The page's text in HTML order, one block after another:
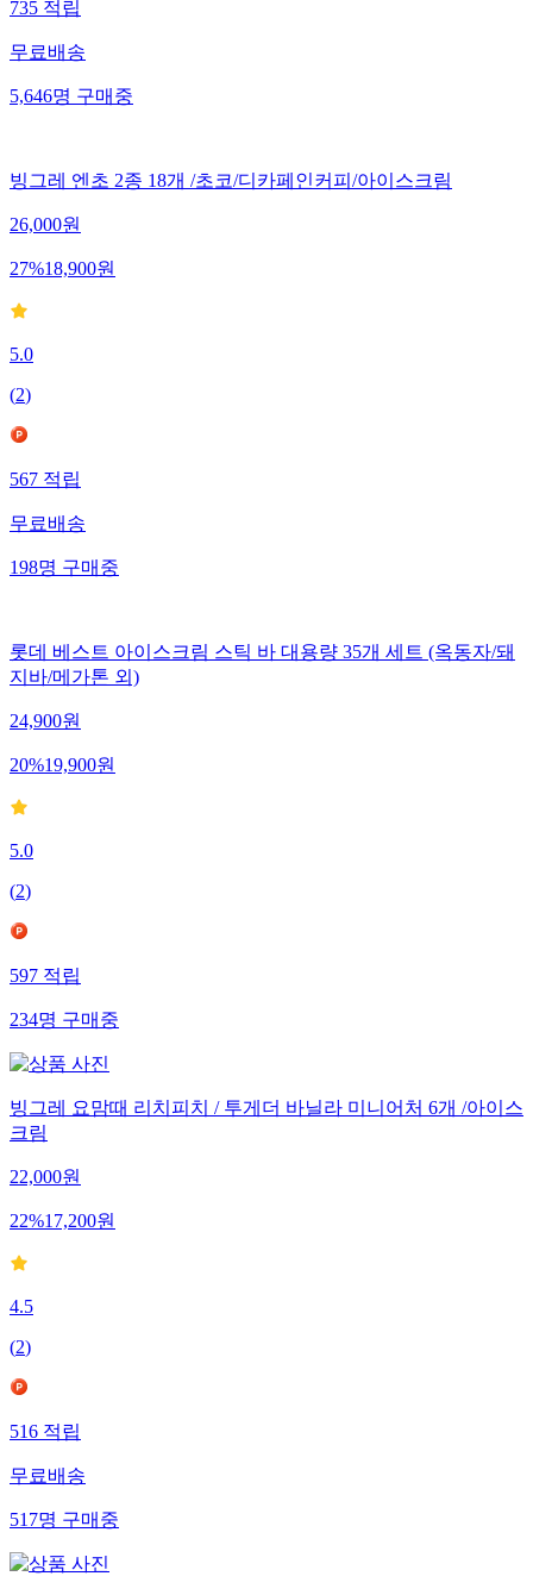
735적립
무료배송
5,646명구매중
빙그레 엔초 2종 18개 /초코/디카페인커피/아이스크림
26,000원
27%18,900원
5.0
(2)
567적립
무료배송
198명구매중
롯데 베스트 아이스크림 스틱 바 대용량 35개 세트 (옥동자/돼
지바/메가톤 외)
24,900원
20%19,900원
5.0
(2)
597적립
234명구매중
빙그레 요맘때 리치피치 / 투게더 바닐라 미니어처 6개 /아이스
크림
22,000원
22%17,200원
4.5
(2)
516적립
무료배송
517명구매중